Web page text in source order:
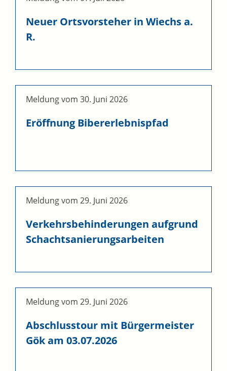
Neuer Ortsvorsteher in Wiechs a.
R.
Meldung vom 30. Juni 2026
Eröffnung Bibererlebnispfad
Meldung vom 29. Juni 2026
Verkehrsbehinderungen aufgrund
Schachtsanierungsarbeiten
Meldung vom 29. Juni 2026
Abschlusstour mit Bürgermeister
Gök am 03.07.2026